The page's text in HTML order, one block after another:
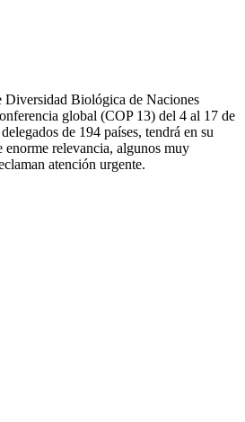
Diversidad Biológica de Naciones
global (COP 13) del 4 al 17 de
de 194 países, tendrá en su
enorme relevancia, algunos muy
atención urgente.